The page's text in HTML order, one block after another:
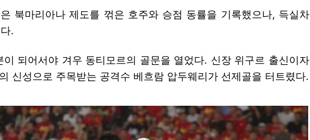
북마리아나 제도를 꺾은 호주와 승점 동률을 기록했으나, 득실차
.
되어서야 겨우 동티모르의 골문을 열었다. 신장 위구르 출신이자
신성으로 주목받는 공격수 베흐람 압두웨리가 선제골을 터트렸다.